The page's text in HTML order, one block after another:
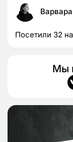
Посетили 32
Мы